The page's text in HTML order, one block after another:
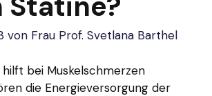
von Frau Prof. Svetlana Barthel
hilft bei Muskelschmerzen
die Energieversorgung der